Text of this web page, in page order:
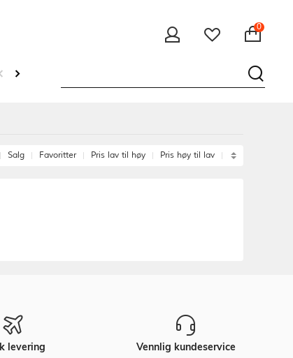
0
Salg Favoritter Pris lav til høy Pris høy til lav
levering Vennlig kundeservice